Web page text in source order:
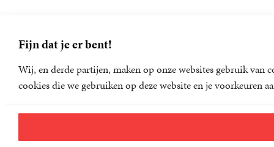
Fijn dat je er bent!
Wij, en derde partijen, maken op onze websites gebruik van
cookies die we gebruiken op deze website en je voorkeuren